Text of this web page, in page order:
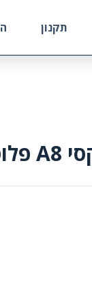
תקנון